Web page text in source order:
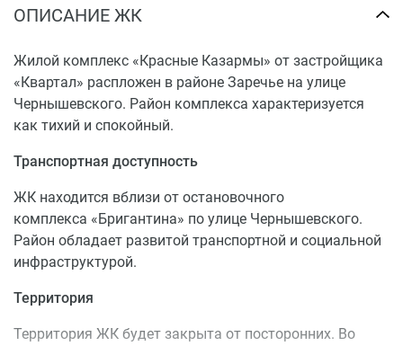
ОПИСАНИЕ ЖК
Жилой комплекс «Красные Казармы» от застройщика
«Квартал» распложен в районе Заречье на улице
Чернышевского. Район комплекса характеризуется
как тихий и спокойный.
Транспортная доступность
ЖК находится вблизи от остановочного
комплекса «Бригантина» по улице Чернышевского.
Район обладает развитой транспортной и социальной
инфраструктурой.
Территория
Территория ЖК будет закрыта от посторонних. Во